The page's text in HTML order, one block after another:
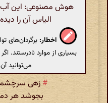
هوش مصنوعی: این
الیاس آن را
اخطار: برگردان‌های
بسیاری از موارد نادرستند.
می‌توانید آن
# زهی
بجوشد هر